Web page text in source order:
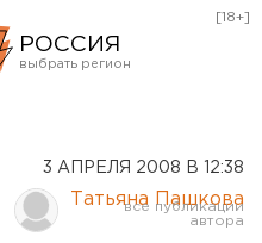
РОССИЯ
Курган
Оренбург
[18+]
3 АПРЕЛЯ 2008 В 12:38
Татьяна Пашкова